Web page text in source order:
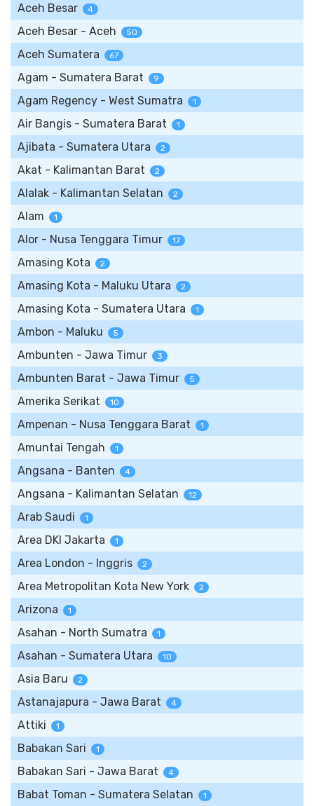
Aceh Besar 4
Aceh Besar - Aceh 50
Aceh Sumatera 67
Agam - Sumatera Barat 9
Agam Regency - West Sumatra 1
Air Bangis - Sumatera Barat 1
Ajibata - Sumatera Utara 2
Akat - Kalimantan Barat 2
Alalak - Kalimantan Selatan 2
Alam 1
Alor - Nusa Tenggara Timur 17
Amasing Kota 2
Amasing Kota - Maluku Utara 2
Amasing Kota - Sumatera Utara 1
Ambon - Maluku 5
Ambunten - Jawa Timur 3
Ambunten Barat - Jawa Timur 5
Amerika Serikat 10
Ampenan - Nusa Tenggara Barat 1
Amuntai Tengah 1
Angsana - Banten 4
Angsana - Kalimantan Selatan 12
Arab Saudi 1
Area DKI Jakarta 1
Area London - Inggris 2
Area Metropolitan Kota New York 2
Arizona 1
Asahan - North Sumatra 1
Asahan - Sumatera Utara 10
Asia Baru 2
Astanajapura - Jawa Barat 4
Attiki 1
Babakan Sari 1
Babakan Sari - Jawa Barat 4
Babat Toman - Sumatera Selatan 1